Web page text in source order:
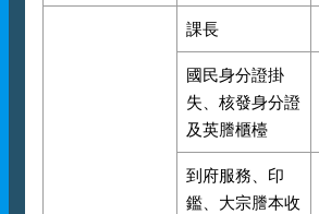
課長
國民身分證掛
失、核發身分證
及英謄櫃檯
到府服務、印
鑑、大宗謄本收